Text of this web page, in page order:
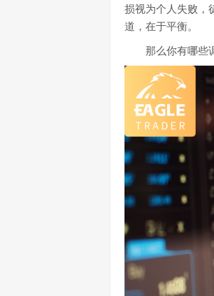
损视为个人失败，
道，在于平衡。
那么你有哪些